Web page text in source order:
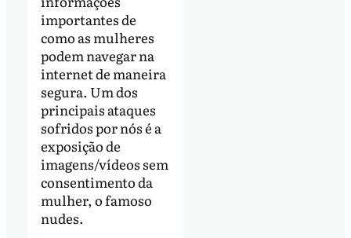
importantes de
como as mulheres
podem navegar na
internet de maneira
segura. Um dos
principais ataques
sofridos por nós é a
exposição de
imagens/vídeos sem
consentimento da
mulher, o famoso
nudes.